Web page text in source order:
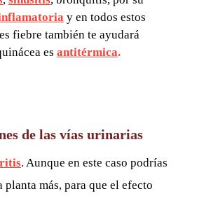
y en todos estos
fiebre también te ayudará
es antitérmica.
de las vías urinarias
. Aunque en este caso podrías
planta más, para que el efecto